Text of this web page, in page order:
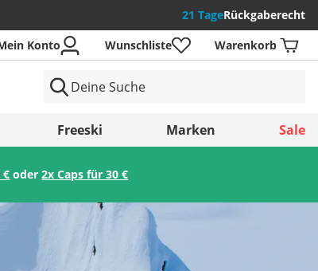
21 TageRückgaberecht
Konto Wunschliste Warenkorb
Freeski Marken Sale
€ oder2x Caps für 30 €